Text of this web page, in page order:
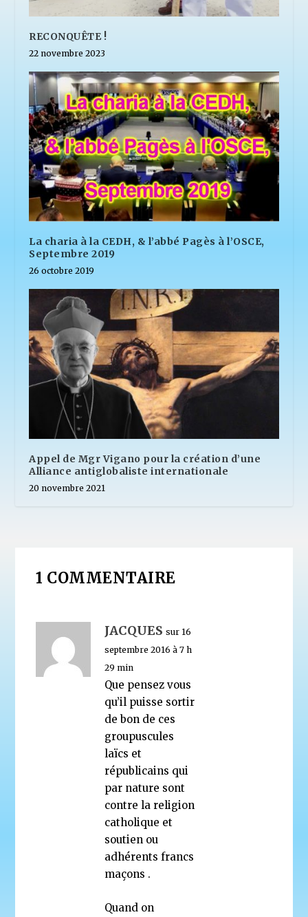
RECONQUÊTE !
22 novembre 2023
La charia à la CEDH, & l’abbé Pagès à l’OSCE,
Septembre 2019
26 octobre 2019
Appel de Mgr Vigano pour la création d’une
Alliance antiglobaliste internationale
20 novembre 2021
1 COMMENTAIRE
JACQUES sur 16
septembre 2016 à 7 h
29 min
Que pensez vous
qu’il puisse sortir
de bon de ces
groupuscules
laïcs et
républicains qui
par nature sont
contre la religion
catholique et
soutien ou
adhérents francs
maçons .
Quand on